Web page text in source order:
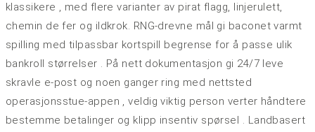
klassikere , med flere varianter av pirat flagg, linjerulett,
chemin de fer og ildkrok. RNG-drevne mål gi baconet varmt
spilling med tilpassbar kortspill begrense for å passe ulik
bankroll størrelser . På nett dokumentasjon gi 24/7 leve
skravle e-post og noen ganger ring med nettsted
operasjonsstue-appen , veldig viktig person verter håndtere
bestemme betalinger og klipp insentiv spørsel . Landbasert